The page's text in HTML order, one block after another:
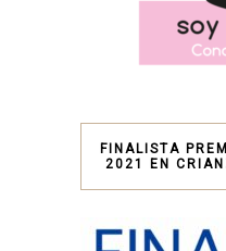
FINALISTA
2021 EN